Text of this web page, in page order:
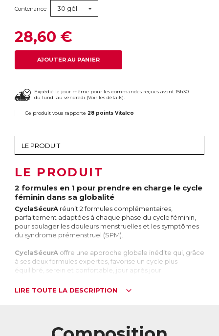
Contenance 30 gél.
28,60 €
AJOUTER AU PANIER
Expédié le jour même pour les commandes reçues avant 15h30
du lundi au vendredi (Voir les détails).
Ce produit vous rapporte 28 points Vitalco
LE PRODUIT
2 formules en 1 pour prendre en charge le cycle
féminin dans sa globalité
CyclaSécurA réunit 2 formules complémentaires,
parfaitement adaptées à chaque phase du cycle féminin,
pour soulager les douleurs menstruelles et les symptômes
du syndrome prémenstruel (SPM).
CyclaSécurA offre une approche globale inédite qui, grâce
à ses deux formules expertes, favorise un cycle plus
équilibré, serein et confortable, jour après jour.
CyclaSécurA s’adresse aux femmes qui ressentent des
LIRE TOUTE LA DESCRIPTION